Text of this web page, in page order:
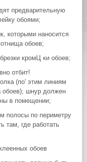
предварительную
обоями;
которыми наносится
обоев;
кромЦ ки обоев;
отбит!
(по' этим линиям
обоев); шнур должен
в помещении;
полосы по периметру
там, где работать
обоев